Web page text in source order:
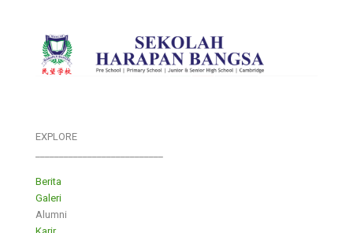
EXPLORE
Berita
Galeri
Alumni